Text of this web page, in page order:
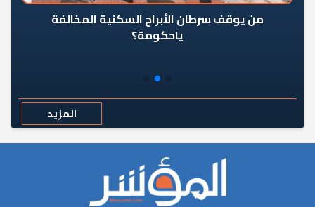
من يوقف سرطان الأبراج السكنية المخالفة
ياحكومة؟
المزيد